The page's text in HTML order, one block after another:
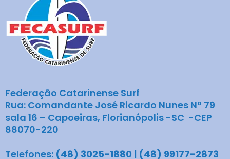
Federação Catarinense Surf
Rua: Comandante José Ricardo Nunes Nº 79
sala 16 – Capoeiras, Florianópolis -SC -CEP
88070-220
Telefones: (48) 3025-1880 | (48) 99177-2873